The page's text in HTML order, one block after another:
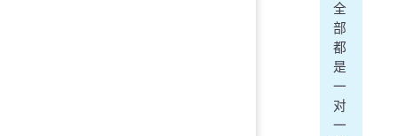
全
部
都
是
一
对
一